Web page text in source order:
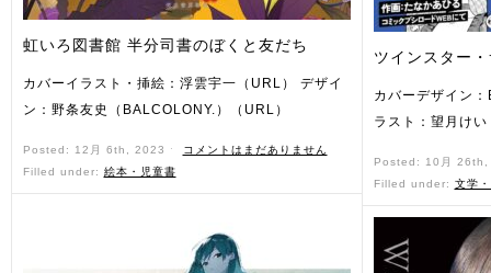
虹いろ図書館 半分司書のぼくと友だち
カバーイラスト・挿絵：浮雲宇一（URL） デザイ
ン：野条友史（BALCOLONY.）（URL）
Posted: 12月 6th, 2023 ˑ
コメントはまだありません
Filled under: 絵本・児童書
ツインスター
カバーデザイン
ラスト：望月け
Posted: 10月
Filled under: 文学